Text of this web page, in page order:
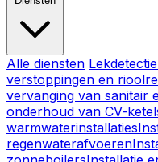
Alle diensten
verstoppingen en
vervanging van sanitair
onderhoud van CV-
warmwaterinstallaties
regenwaterafvoeren